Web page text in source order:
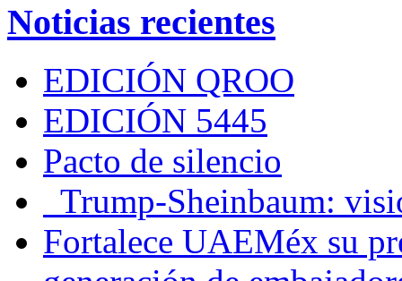
Noticias recientes
EDICIÓN QROO
EDICIÓN 5445
Pacto de silencio
Trump-Sheinbaum:
Fortalece UAEMéx su